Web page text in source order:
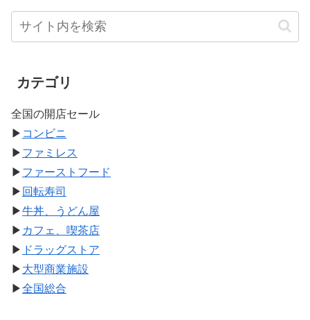
カテゴリ
全国の開店セール
▶ コンビニ
▶ ファミレス
▶ ファーストフード
▶ 回転寿司
▶牛丼、うどん屋
▶ カフェ、喫茶店
▶ ドラッグストア
▶ 大型商業施設
▶全国総合